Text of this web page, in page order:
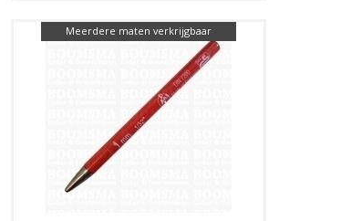
Meerdere maten verkrijgbaar